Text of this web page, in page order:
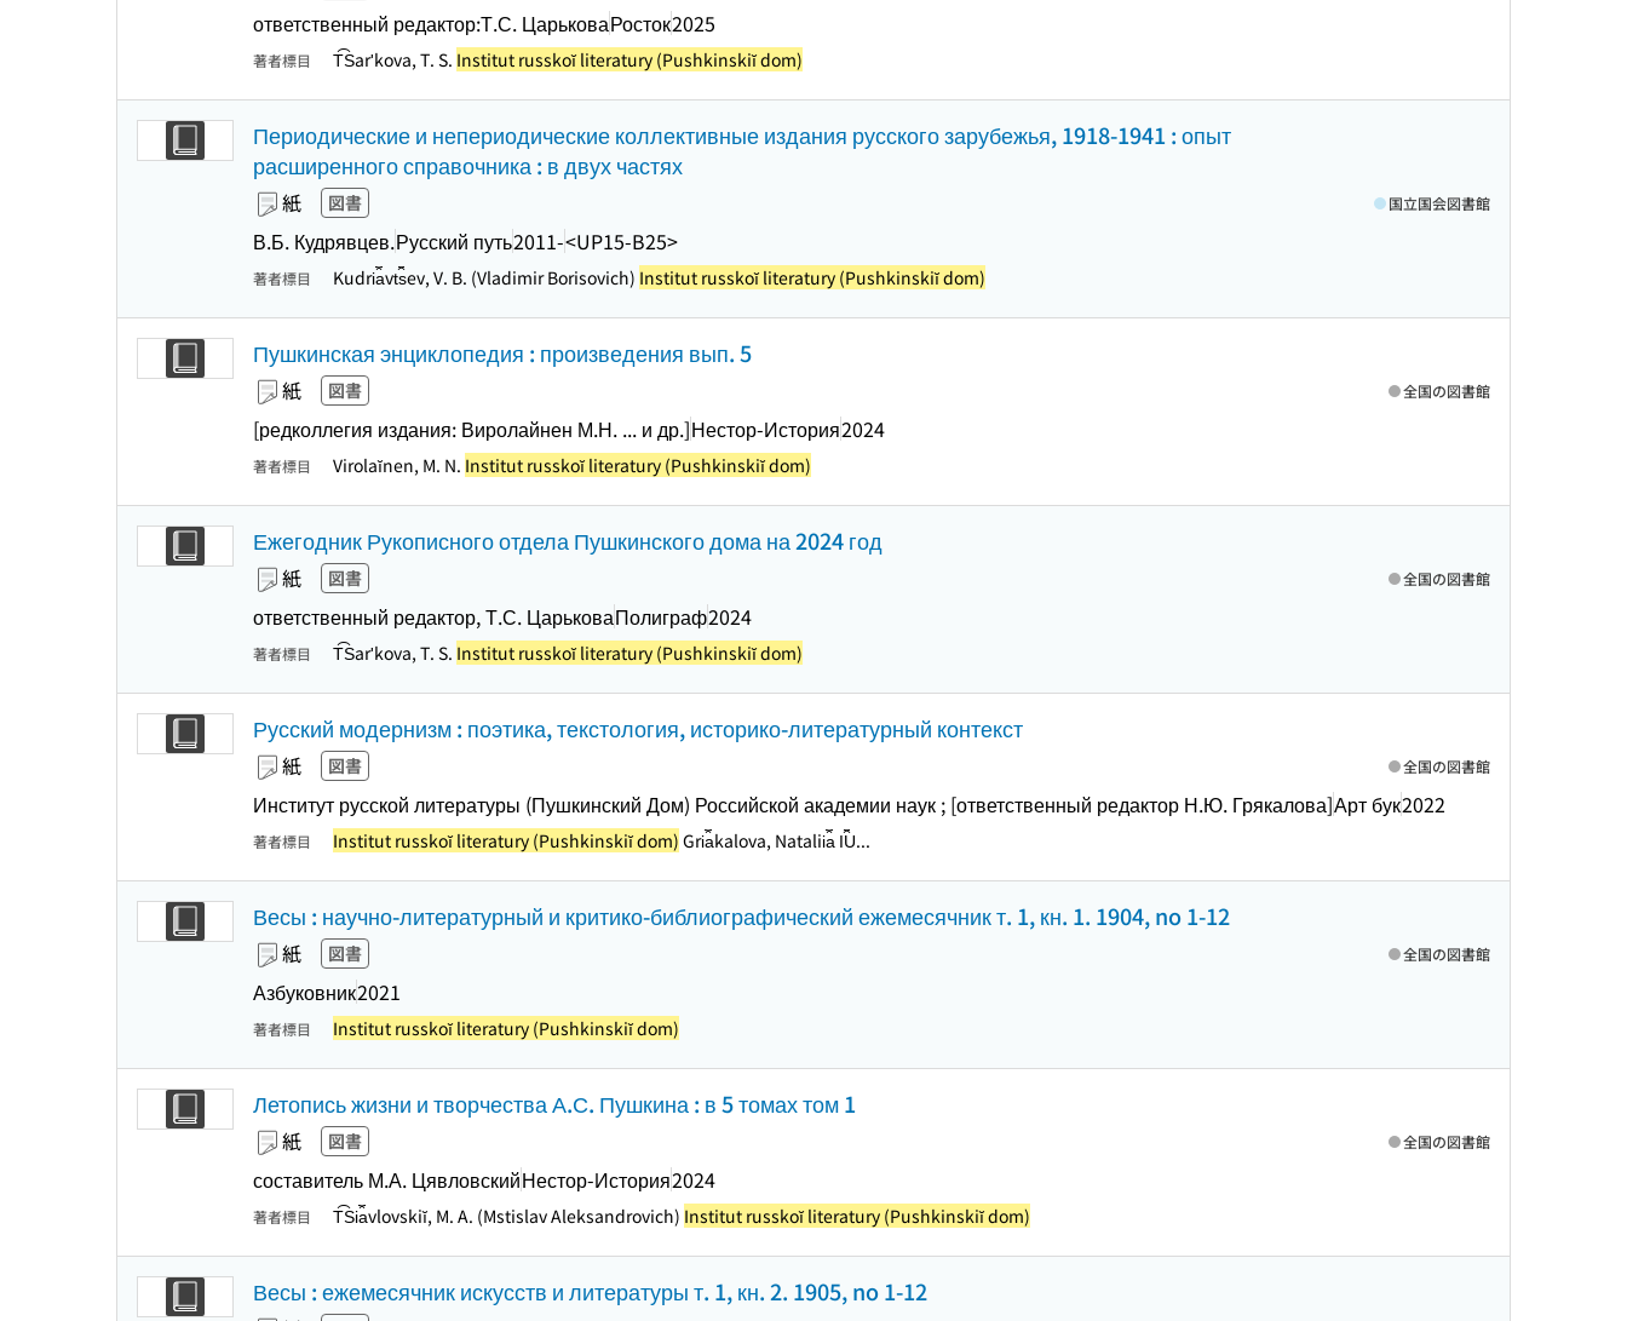
ответственный редактор:Т.С. ЦарьковаРосток2025
著者標目 T︠S︡arʹkova, T. S. Institut russkoĭ literatury (Pushkinskiĭ dom)
Периодические и непериодические коллективные издания русского зарубежья, 1918-1941 : опыт
расширенного справочника : в двух частях
紙 図書
В.Б. Кудрявцев.Русский путь2011-<UP15-B25>
国立国会図書館
著者標目 Kudri︠a︡vt︠s︡ev, V. B. (Vladimir Borisovich) Institut russkoĭ literatury (Pushkinskiĭ dom)
Пушкинская энциклопедия : произведения вып. 5
紙 図書
[редколлегия издания: Виролайнен М.Н. ... и др.]Нестор-История2024
全国の図書館
著者標目 Virolaĭnen, M. N. Institut russkoĭ literatury (Pushkinskiĭ dom)
Ежегодник Рукописного отдела Пушкинского дома на 2024 год
紙 図書
ответственный редактор, Т.С. ЦарьковаПолиграф2024
全国の図書館
著者標目 T︠S︡arʹkova, T. S. Institut russkoĭ literatury (Pushkinskiĭ dom)
Русский модернизм : поэтика, текстология, историко-литературный контекст
紙 図書
Институт русской литературы (Пушкинский Дом) Российской академии наук ; [ответственный редактор Н.Ю. Грякалова]Арт бук2022
全国の図書館
著者標目 Institut russkoĭ literatury (Pushkinskiĭ dom) Gri︠a︡kalova, Natalii︠a︡ I︠U︡...
Весы : научно-литературный и критико-библиографический ежемесячник т. 1, кн. 1. 1904, no 1-12
紙 図書
Азбуковник2021
全国の図書館
著者標目 Institut russkoĭ literatury (Pushkinskiĭ dom)
Летопись жизни и творчества А.С. Пушкина : в 5 томах том 1
紙 図書
составитель М.А. ЦявловскийНестор-История2024
全国の図書館
著者標目 T︠S︡i︠a︡vlovskiĭ, M. A. (Mstislav Aleksandrovich) Institut russkoĭ literatury (Pushkinskiĭ dom)
Весы : ежемесячник искусств и литературы т. 1, кн. 2. 1905, no 1-12